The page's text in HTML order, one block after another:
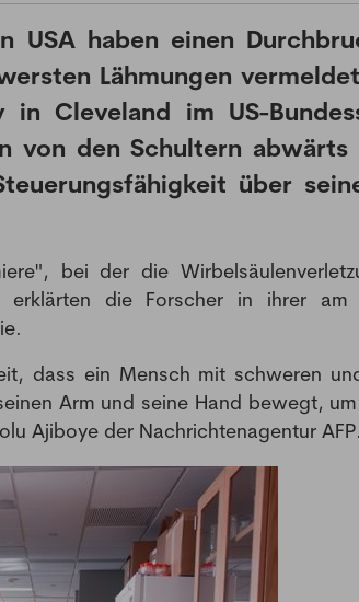
USA haben einen
Lähmungen
Cleveland im US-
von den Schultern abwärts
über
bei der die
erklärten die Forscher in ihrer
dass ein Mensch mit schweren
Arm und seine Hand bewegt,
Ajiboye der Nachrichtenagentur AFP.